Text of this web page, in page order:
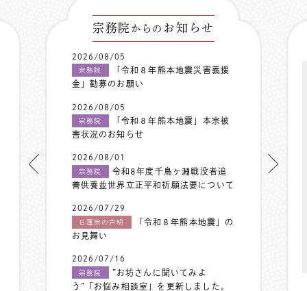
宗務院 からの お知らせ
2026/08/05
宗務院
「令和８年熊本地震災害義援
金」勧募のお願い
2026/08/05
宗務院
「令和８年熊本地震」本宗被
害状況のお知らせ
2026/08/01
宗務院
令和8年度千鳥ヶ淵戦没者追
善供養並世界立正平和祈願法要について
2026/07/29
日蓮宗の声明
「令和８年熊本地震」の
お見舞い
2026/07/16
宗務院
”お坊さんに聞いてみよ
う”「お悩み相談室」を更新しました。